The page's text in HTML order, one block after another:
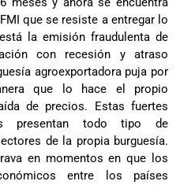
que se resiste a entregar lo
la emisión fraudulenta de
con recesión y atraso
agroexportadora puja por
que lo hace el propio
de precios. Estas fuertes
presentan todo tipo de
de la propia burguesía.
en momentos en que los
entre los países